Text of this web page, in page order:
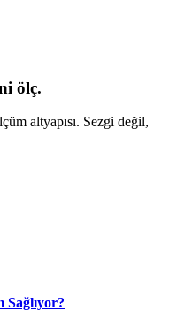
ölç.
altyapısı. Sezgi değil,